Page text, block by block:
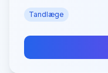
Tandlæge